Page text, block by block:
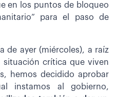
en los puntos de bloqueo
para el paso de
de ayer (miércoles), a raíz
situación crítica que viven
hemos decidido aprobar
instamos al gobierno,